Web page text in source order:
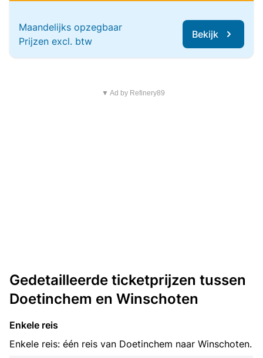
Maandelijks opzegbaar
Prijzen excl. btw
Bekijk
▼ Ad by Refinery89
Gedetailleerde ticketprijzen tussen
Doetinchem en Winschoten
Enkele reis
Enkele reis: één reis van Doetinchem naar Winschoten.